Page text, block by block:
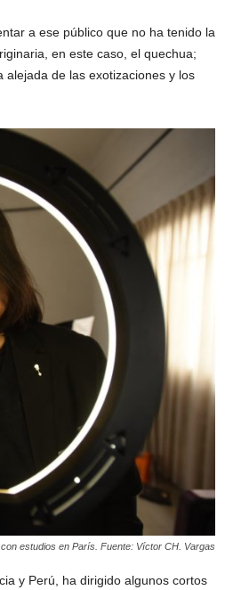
a ese público que no ha tenido la
en este caso, el quechua;
de las exotizaciones y los
estudios en París. Fuente: Víctor CH. Vargas
y Perú, ha dirigido algunos cortos